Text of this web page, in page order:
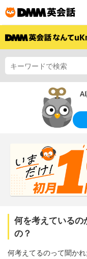
何を考えているの
の？
何考えてるのって聞か